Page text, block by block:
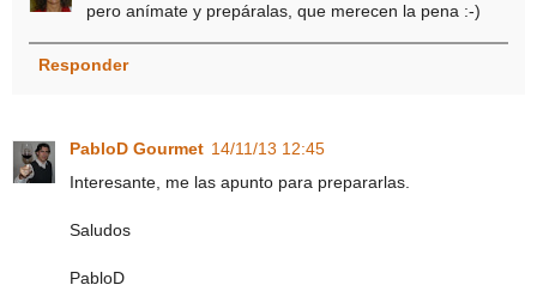
pero anímate y prepáralas, que merecen la pena :-)
Responder
PabloD Gourmet 14/11/13 12:45
Interesante, me las apunto para prepararlas.
Saludos
PabloD